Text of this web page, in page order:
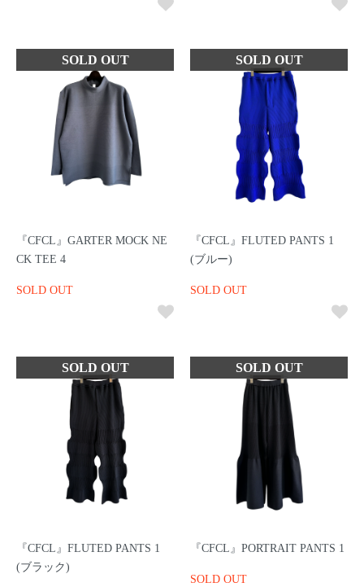
『CFCL』GARTER MOCK NE
CK TEE 4
SOLD OUT
『CFCL』FLUTED PANTS 1
(ブルー)
SOLD OUT
『CFCL』FLUTED PANTS 1
(ブラック)
『CFCL』PORTRAIT PANTS 1
SOLD OUT